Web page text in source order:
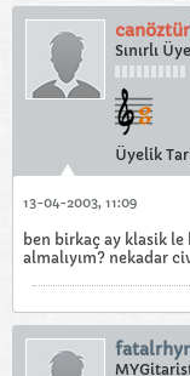
Sınırlı
Üyelik
13-04-2003, 11:09
ben birkaç ay klasik
almalıyım? nekadar